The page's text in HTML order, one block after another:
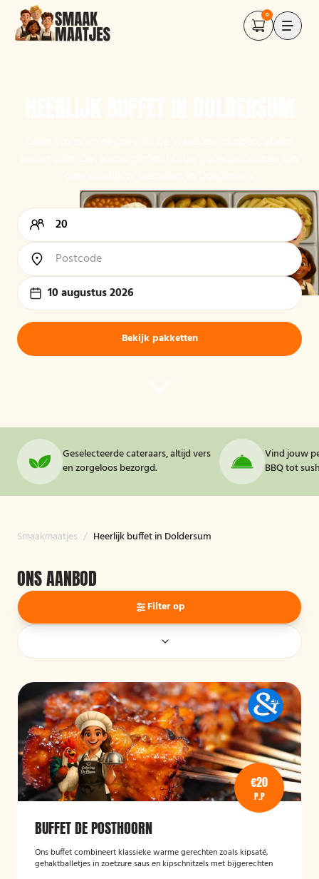
0
10 augustus 2026
Bekijk pakketten
Geselecteerde cateraars, altijd vers
en zorgeloos bezorgd.
Vind jouw
BBQ tot
Smaakmaatjes / Heerlijk buffet in Doldersum
ONS AANBOD
Filter op
€20
P.P
BUFFET DE POSTHOORN
Ons buffet combineert klassieke warme gerechten zoals kipsaté,
gehaktballetjes in zoetzure saus en kipschnitzels met bijgerechten